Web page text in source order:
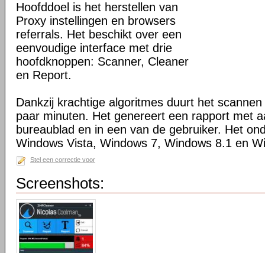
Hoofddoel is het herstellen van
Proxy instellingen en browsers
referrals. Het beschikt over een
eenvoudige interface met drie
hoofdknoppen: Scanner, Cleaner
en Report.
Dankzij krachtige algoritmes duurt het
paar minuten. Het genereert een rapport met
bureaublad en in een van de gebruiker. Het
Windows Vista, Windows 7, Windows 8.1 en
Stel een correctie voor
Screenshots: